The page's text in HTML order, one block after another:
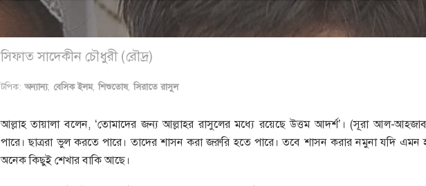
সিফাত সাদেকীন চৌধুরী (রৌদ্র)
টপিক:অন্যান্য, বেসিক ইলম,শিশুতোষ,সিরাতে রাসুল
আল্লাহ তায়ালা বলেন, ‘তোমাদের জন্য আল্লাহর রাসুলের মধ্যে রয়েছে উত্তম আদর্শ’। (সূরা আল-
পারে। ছাত্ররা ভুল করতে পারে। তাদের শাসন করা জরুরি হতে পারে। তবে শাসন করার নমুনা যদি
অনেক কিছুই শেখার বাকি আছে।